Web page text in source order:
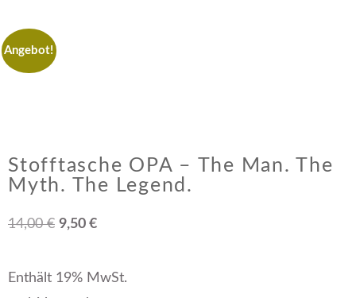
Angebot!
Stofftasche OPA – The Man. The
Myth. The Legend.
14,00€ 9,50 €
Enthält 19% MwSt.